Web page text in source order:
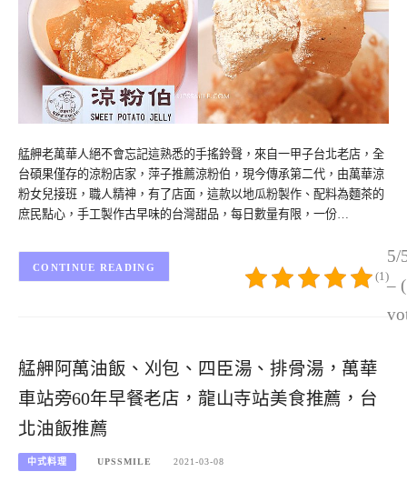
艋舺老萬華人絕不會忘記這熟悉的手搖鈴聲，來自一甲子台北老店，全
台碩果僅存的涼粉店家，萍子推薦涼粉伯，現今傳承第二代，由萬華涼
粉女兒接班，職人精神，有了店面，這款以地瓜粉製作、配料為麵茶的
庶民點心，手工製作古早味的台灣甜品，每日數量有限，一份…
5/
–
(1)
CONTINUE READING
艋舺阿萬油飯、刈包、四臣湯、排骨湯，萬華
車站旁60年早餐老店，龍山寺站美食推薦，台
北油飯推薦
中式料理 UPSSMILE 2021-03-08